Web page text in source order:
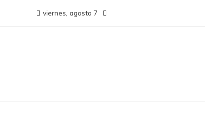
viernes, agosto 7